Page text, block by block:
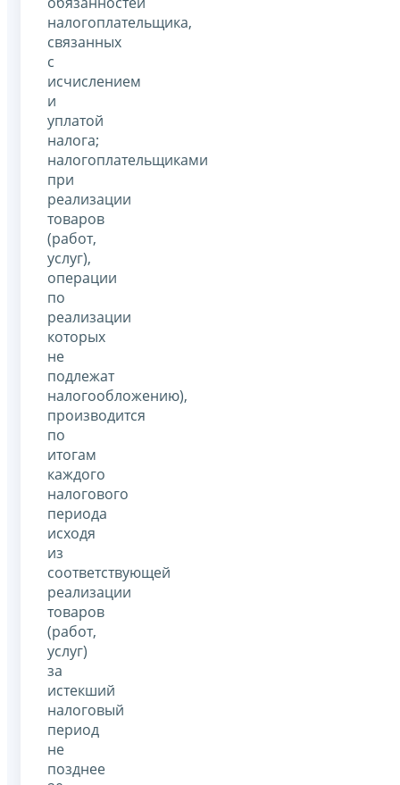
налогоплательщика,
связанных
с
исчислением
и
уплатой
налога;
налогоплательщиками
при
реализации
товаров
(работ,
услуг),
операции
по
реализации
которых
не
подлежат
налогообложению),
производится
по
итогам
каждого
налогового
периода
исходя
из
соответствующей
реализации
товаров
(работ,
услуг)
за
истекший
налоговый
период
не
позднее